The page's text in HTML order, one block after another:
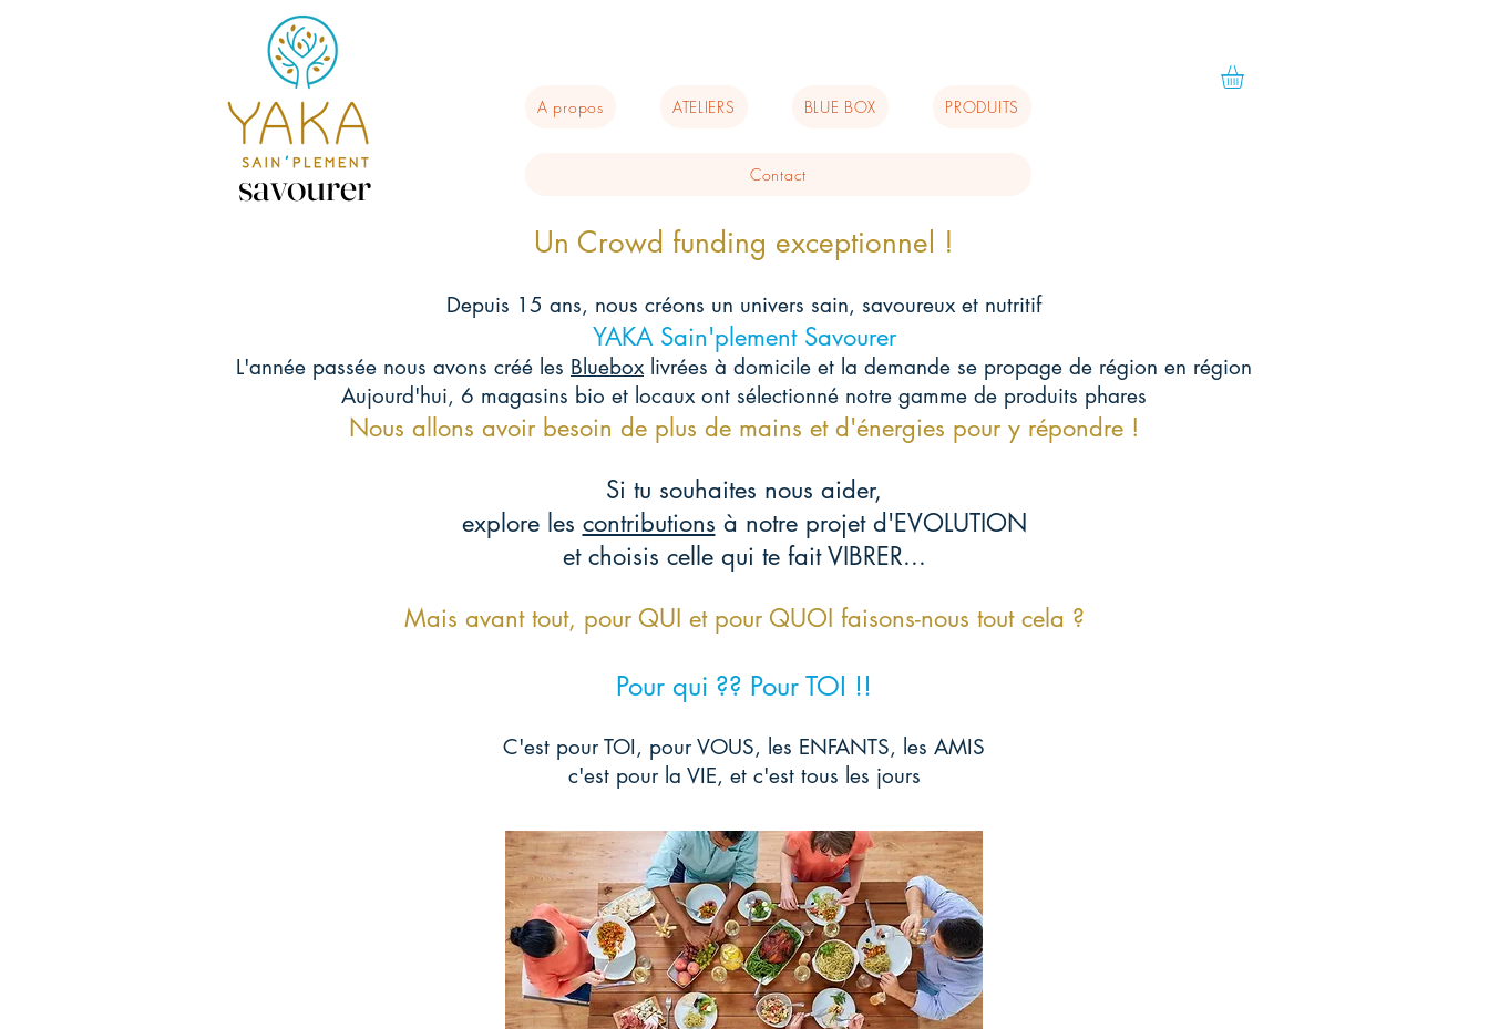
savourer
savourer
A propos ATELIERS BLUE BOX PRODUITS
Contact
Un Crowd funding exceptionnel !
Depuis 15 ans, nous créons un univers sain, savoureux et nutritif
YAKA Sain'plement Savourer
L'année passée nous avons créé les Blueboxlivrées à domicile et la demande se propage de région en région
Aujourd'hui, 6 magasins bio et locaux ont sélectionné notre gamme de produits phares
Nous allons avoir besoin de plus de mains et d'énergies pour y répondre !
Si tu souhaites nous aider,
explore les contributions à notre projet d'EVOLUTION
et choisis celle qui te fait VIBRER...
Mais avant tout, pour QUI et pour QUOI faisons-nous tout cela ?
Pour qui ?? Pour TOI !!
C'est pour TOI, pour VOUS, les ENFANTS, les AMIS
c'est pour la VIE, et c'est tous les jours